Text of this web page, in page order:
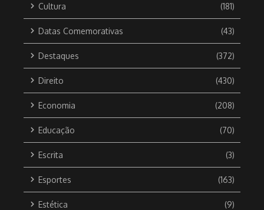
Cultura (181)
Datas Comemorativas (43)
Destaques (372)
Direito (430)
Economia (208)
Educação (70)
Escrita (3)
Esportes (163)
Estética (9)